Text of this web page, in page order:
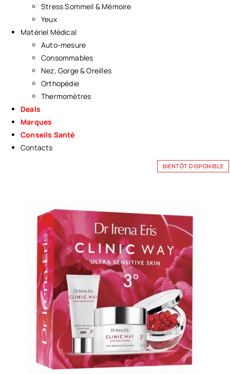
Stress Sommeil & Mémoire
Yeux
Matériel Médical
Auto-mesure
Consommables
Nez, Gorge & Oreilles
Orthopédie
Thermomètres
Deals
Marques
Conseils Santé
Contacts
BIENTÔT DISPONIBLE